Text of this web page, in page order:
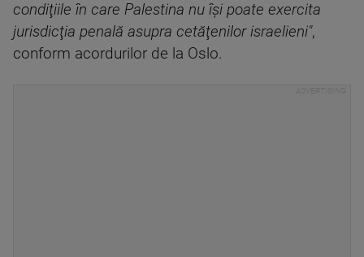
condiţiile în care Palestina nu îşi poate exercita
jurisdicţia penală asupra cetăţenilor israelieni",
conform acordurilor de la Oslo.